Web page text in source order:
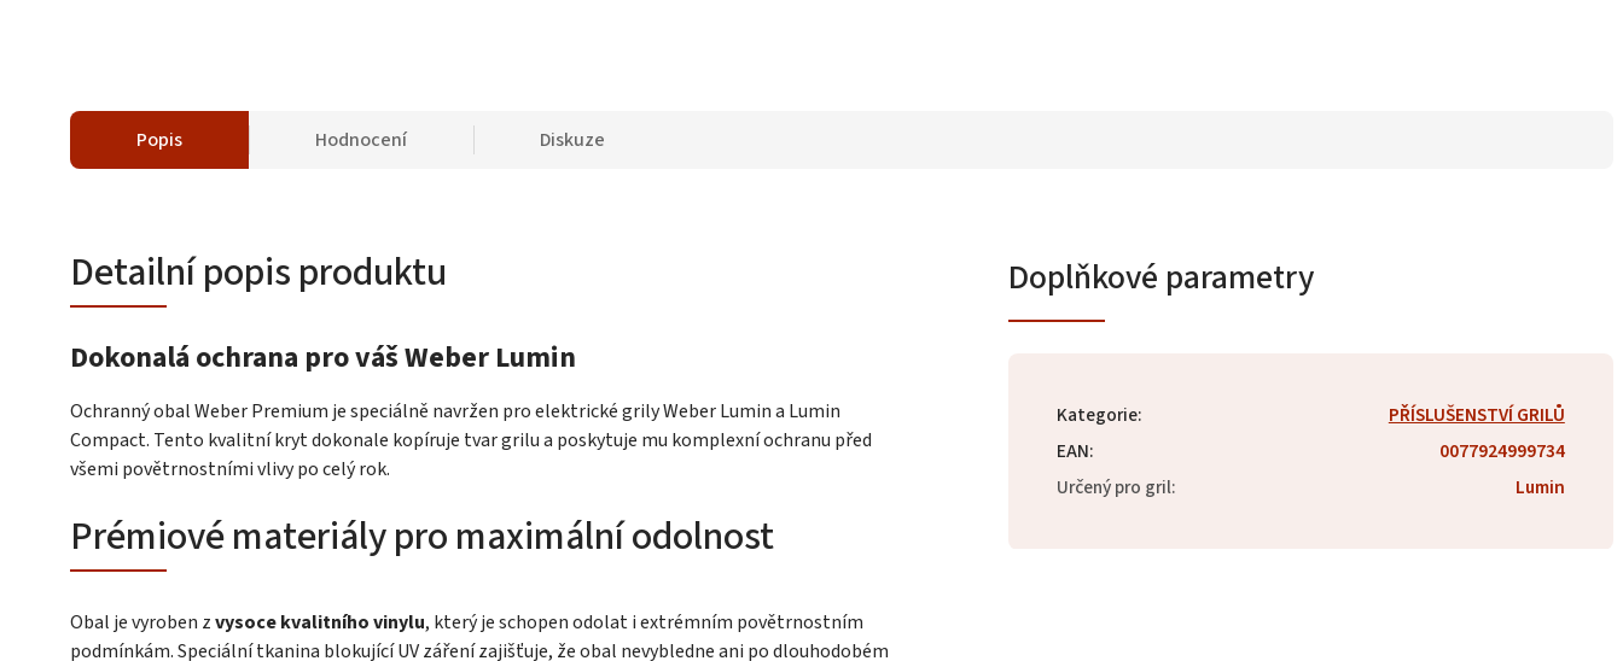
Popis Hodnocení Diskuze
Detailní popis produktu
Dokonalá ochrana pro váš Weber Lumin
Ochranný obal Weber Premium je speciálně navržen pro elektrické grily Weber Lumin a Lumin
Compact. Tento kvalitní kryt dokonale kopíruje tvar grilu a poskytuje mu komplexní ochranu před
všemi povětrnostními vlivy po celý rok.
Prémiové materiály pro maximální odolnost
Obal je vyroben zvysoce kvalitního vinylu, který je schopen odolat i extrémním povětrnostním
podmínkám. Speciální tkanina blokující UV záření zajišťuje, že obal nevybledne ani po dlouhodobém
Doplňkové parametry
Kategorie:
PŘÍSLUŠENSTVÍ GRILŮ
EAN:
0077924999734
Určený pro gril: Lumin